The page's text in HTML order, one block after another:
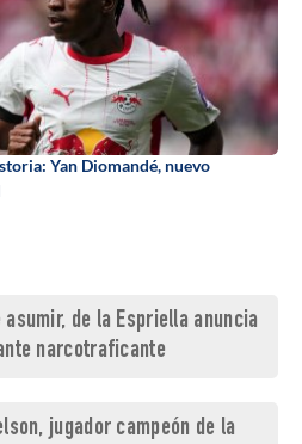
Yan Diomandé, nuevo
de la Espriella anuncia
narcotraficante
jugador campeón de la